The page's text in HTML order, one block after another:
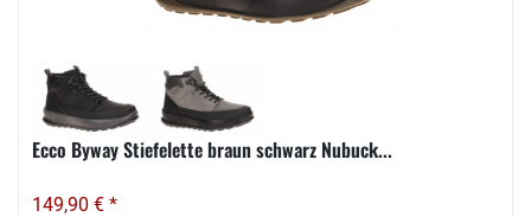
Ecco Byway Stiefelette braun schwarz Nubuck...
149,90 € *